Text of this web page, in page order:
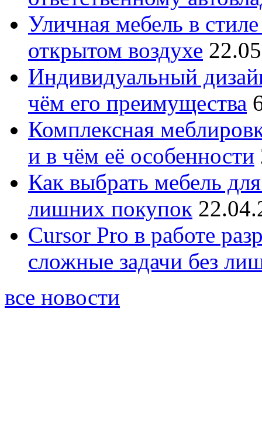
Уличная мебель в
открытом воздухе
Индивидуальный
чём его преимущества
Комплексная
и в чём её особенности
Как выбрать мебель
лишних покупок
Cursor Pro в работе
сложные задачи без
все новости